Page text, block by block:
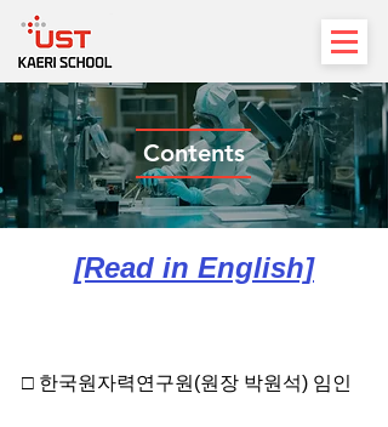
Contents
[Read in English]
□ 한국원자력연구원(원장 박원석) 임인